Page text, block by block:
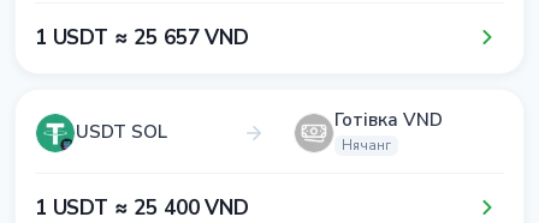
1​ USDT ≈ 2​5​ 6​5​7​ VND
USDT SOL Готівка VND
Нячанг
1​ USDT ≈ 2​5​ 4​0​0​ VND